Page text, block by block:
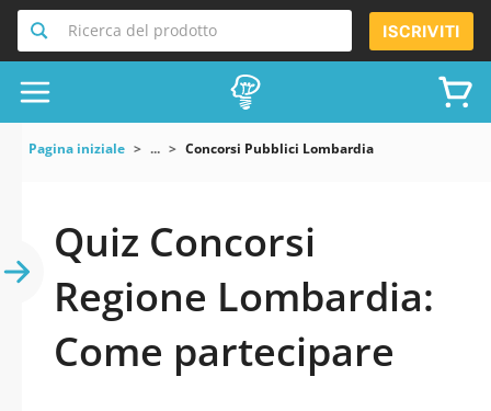
Ricerca del prodotto ISCRIVITI
Pagina iniziale ... Concorsi Pubblici Lombardia
Quiz Concorsi
Regione Lombardia:
Come partecipare